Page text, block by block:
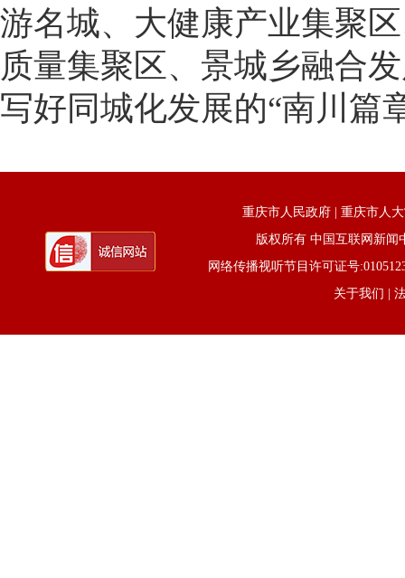
游名城、大健康产业集聚
质量集聚区、景城乡融合
写好同城化发展的“南川篇
重庆市人民政府
重庆市人
版权所有 中国互联网新闻
网络传播视听节目许可证号
关于我们 |